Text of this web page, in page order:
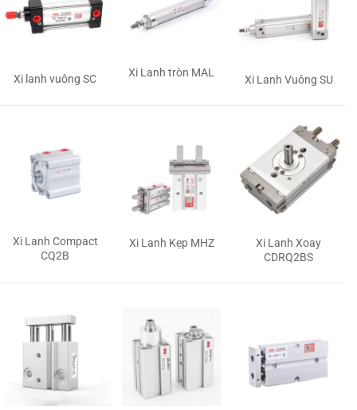
Xi lanh vuông SC Xi Lanh tròn MAL
Xi Lanh Vuông SU
Xi Lanh Compact
CQ2B
Xi Lanh Kẹp MHZ
Xi Lanh Xoay
CDRQ2BS